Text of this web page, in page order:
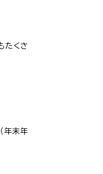
たくさ
年末年